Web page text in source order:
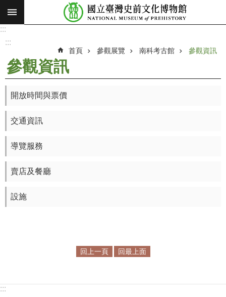
跳到主要內容區塊
搜
願
使
新
息
觀
:::
:::
首頁 參觀展覽 南科考古館 參觀資訊
參觀資訊
開放時間與票價
交通資訊
導覽服務
賣店及餐廳
設施
回上一頁 回最上面
:::